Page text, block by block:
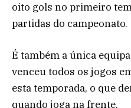
oito gols no primeiro
partidas do campeonato.
É também a única
venceu todos os jogos
esta temporada, o que
quando joga na frente.